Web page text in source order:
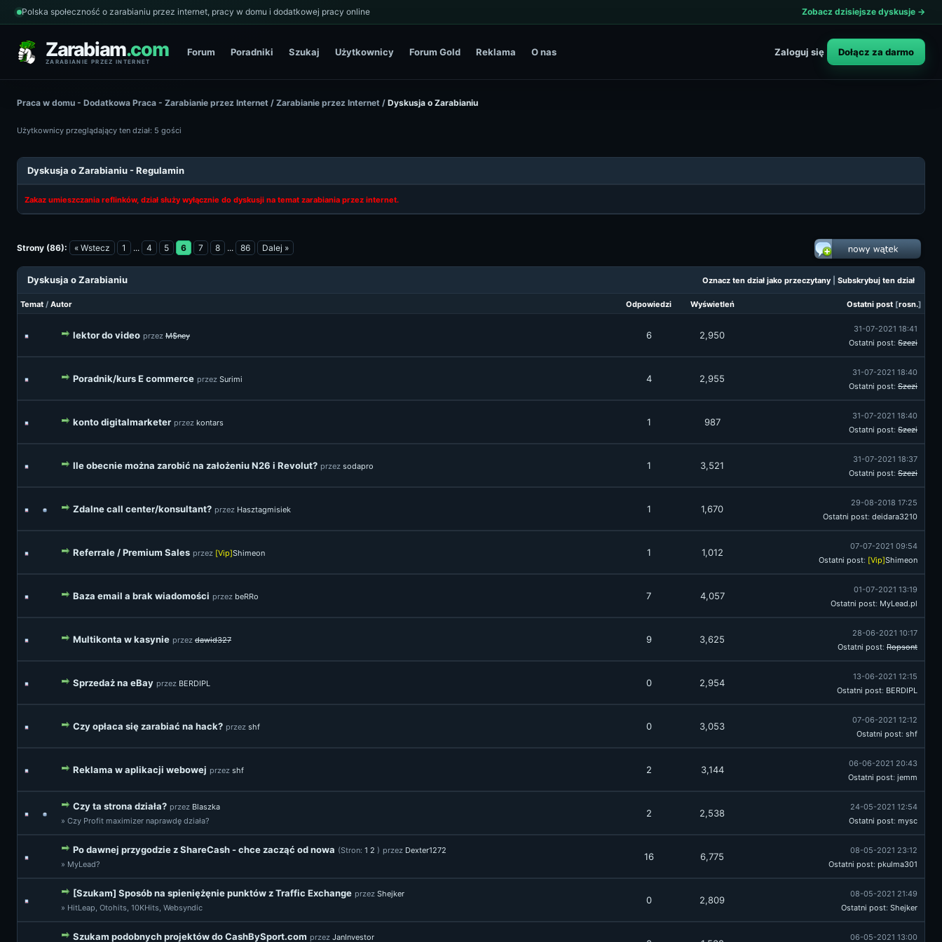
Polska społeczność o zarabianiu przez internet, pracy w domu i dodatkowej pracy online Zobacz dzisiejsze dyskusje →
Zarabiam.com
ZARABIANIE PRZEZ INTERNET
Forum Poradniki Szukaj Użytkownicy Forum Gold Reklama O nas Zaloguj się Dołącz za darmo
Praca w domu - Dodatkowa Praca - Zarabianie przez Internet / Zarabianie przez Internet / Dyskusja o Zarabianiu
Użytkownicy przeglądający ten dział: 5 gości
Dyskusja o Zarabianiu - Regulamin
Zakaz umieszczania reflinków, dział służy wyłącznie do dyskusji na temat zarabiania przez internet.
Strony (86): « Wstecz 1 ... 4 5 6 7 8 ... 86 Dalej »
Oznacz ten dział jako przeczytany Subskrybuj ten dział
Dyskusja o Zarabianiu
Temat / Autor Odpowiedzi Wyświetleń Ostatni post [rosn.]
lektor do video przez M$ney 6 2,950
31-07-2021 18:41
Ostatni post: Szezi
Poradnik/kurs E commerce przez Surimi 4 2,955
31-07-2021 18:40
Ostatni post: Szezi
konto digitalmarketer przez kontars 1 987
31-07-2021 18:40
Ostatni post: Szezi
Ile obecnie można zarobić na założeniu N26 i Revolut? przez sodapro 1 3,521
31-07-2021 18:37
Ostatni post: Szezi
Zdalne call center/konsultant? przez Hasztagmisiek 1 1,670
29-08-2018 17:25
Ostatni post: deidara3210
Referrale / Premium Sales przez [Vip]Shimeon 1 1,012
07-07-2021 09:54
Ostatni post: [Vip]Shimeon
Baza email a brak wiadomości przez beRRo 7 4,057
01-07-2021 13:19
Ostatni post: MyLead.pl
Multikonta w kasynie przez dawid327 9 3,625
28-06-2021 10:17
Ostatni post: Ropsont
Sprzedaż na eBay przez BERDIPL 0 2,954
13-06-2021 12:15
Ostatni post: BERDIPL
Czy opłaca się zarabiać na hack? przez shf 0 3,053
07-06-2021 12:12
Ostatni post: shf
Reklama w aplikacji webowej przez shf 2 3,144
06-06-2021 20:43
Ostatni post: jemm
Czy ta strona działa? przez Blaszka
» Czy Profit maximizer naprawdę działa?
2 2,538
24-05-2021 12:54
Ostatni post: mysc
Po dawnej przygodzie z ShareCash - chce zacząć od nowa (Stron: 1 2 ) przez Dexter1272
» MyLead?
16 6,775
08-05-2021 23:12
Ostatni post: pkulma301
[Szukam] Sposób na spieniężęnie punktów z Traffic Exchange przez Shejker
» HitLeap, Otohits, 10KHits, Websyndic
0 2,809
08-05-2021 21:49
Ostatni post: Shejker
Szukam podobnych projektów do CashBySport.com przez JanInvestor 06-05-2021 13:00